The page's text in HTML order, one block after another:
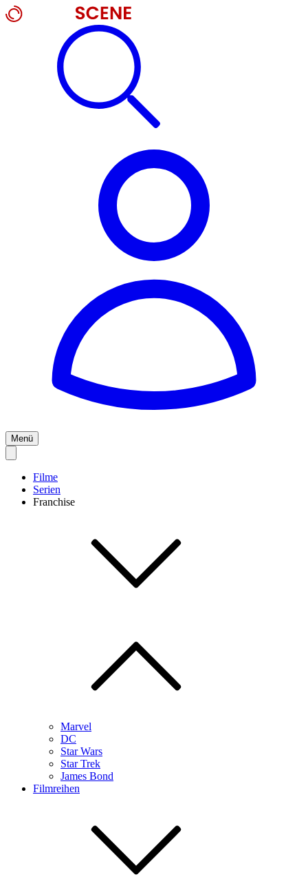
Menü
Filme
Serien
Franchise
Marvel
DC
Star Wars
Star Trek
James Bond
Filmreihen